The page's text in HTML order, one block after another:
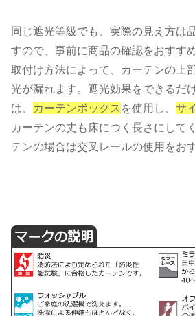
同じ遮光等級でも、実際の見え方は
すので、事前に商品の確認をおすす
取付け方法によって、カーテンの上
光が漏れます。遮光効果をできるだ
は、
カーテンボックス を使用し、 サ
カーテンの丈も床につく長さにして
テンの場合は交叉レールの使用をお